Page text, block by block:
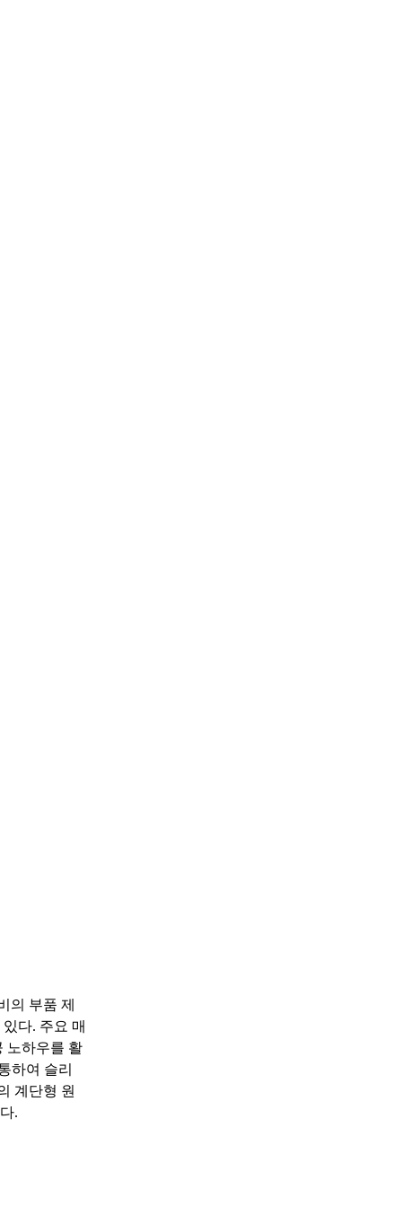
의 부품 제
다. 주요 매
노하우를 활
하여 슬리
계단형 원
.